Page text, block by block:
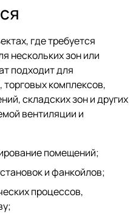
где требуется
нескольких зон или
подходит для
комплексов,
складских зон и других
вентиляции и
помещений;
и фанкойлов;
процессов,